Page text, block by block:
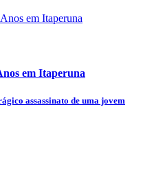
em Itaperuna
assassinato de uma jovem